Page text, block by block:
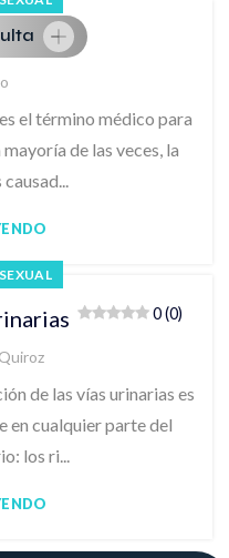
0 (0)
el término médico para
de las veces, la
0 (0)
de las vías urinarias es
en cualquier parte del
los ri...